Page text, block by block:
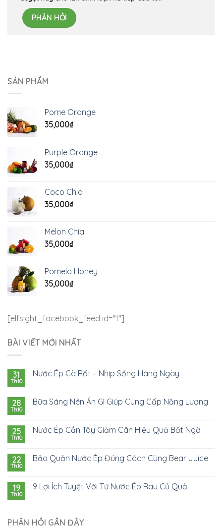
SẢN PHẨM
Pome Orange
35,000₫
Purple Orange
35,000₫
Coco Chia
35,000₫
Melon Chia
35,000₫
Pomelo Honey
35,000₫
[elfsight_facebook_feed id="1"]
BÀI VIẾT MỚI NHẤT
31
Th10
Nước Ép Cà Rốt – Nhịp Sống Hàng Ngày
28
Th10
Bữa Sáng Nên Ăn Gì Giúp Cung Cấp Năng Lượng
25
Th10
Nước Ép Cần Tây Giảm Cân Hiệu Quả Bất Ngờ
22
Th10
Bảo Quản Nước Ép Đúng Cách Cùng Bear Juice
19
Th10
9 Lợi Ích Tuyệt Vời Từ Nước Ép Rau Củ Quả
PHẢN HỒI GẦN ĐÂY